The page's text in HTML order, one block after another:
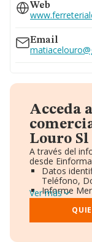
Web
Email
Acceda
Louro Sl
A través del
desde
Datos
Teléfono,
Informe
Gráficos de
Consejo
Directivos y
Ver más